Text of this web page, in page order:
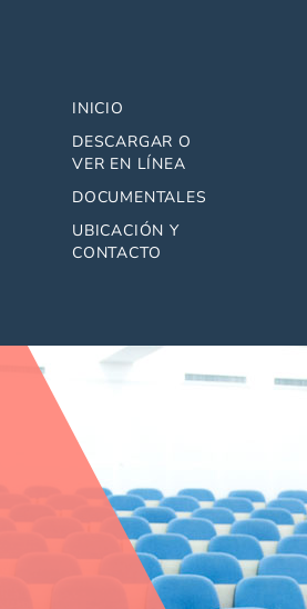
INICIO
DESCARGAR O
VER EN LÍNEA
DOCUMENTALES
UBICACIÓN Y
CONTACTO